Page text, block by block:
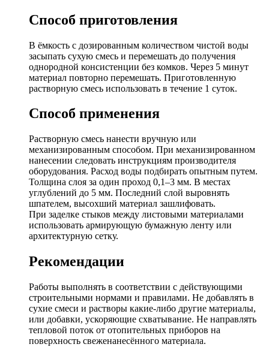
Способ приготовления
В ёмкость с дозированным количеством чистой воды
засыпать сухую смесь и перемешать до получения
однородной консистенции без комков. Через 5 минут
материал повторно перемешать. Приготовленную
растворную смесь использовать в течение 1 суток.
Способ применения
Растворную смесь нанести вручную или
механизированным способом. При механизированном
нанесении следовать инструкциям производителя
оборудования. Расход воды подбирать опытным путем.
Толщина слоя за один проход 0,1–3 мм. В местах
углублений до 5 мм. Последний слой выровнять
шпателем, высохший материал зашлифовать.
При заделке стыков между листовыми материалами
использовать армирующую бумажную ленту или
архитектурную сетку.
Рекомендации
Работы выполнять в соответствии с действующими
строительными нормами и правилами. Не добавлять в
сухие смеси и растворы какие-либо другие материалы,
или добавки, ускоряющие схватывание. Не направлять
тепловой поток от отопительных приборов на
поверхность свеженанесённого материала.